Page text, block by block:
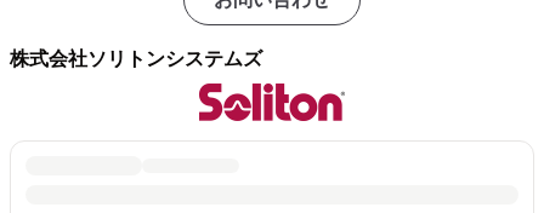
株式会社ソリトンシステムズ